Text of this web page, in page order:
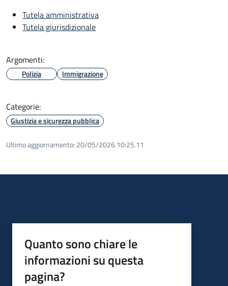
Tutela amministrativa
Tutela giurisdizionale
Argomenti:
Polizia Immigrazione
Categorie:
Giustizia e sicurezza pubblica
Ultimo aggiornamento: 20/05/2026 10:25.11
Quanto sono chiare le
informazioni su questa
pagina?